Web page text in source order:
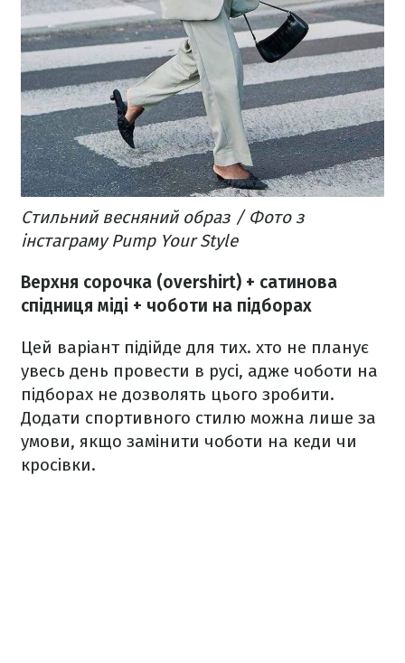
Стильний весняний образ / Фото з
інстаграму Pump Your Style
Верхня сорочка (overshirt) + сатинова
спідниця міді + чоботи на підборах
Цей варіант підійде для тих. хто не планує
увесь день провести в русі, адже чоботи на
підборах не дозволять цього зробити.
Додати спортивного стилю можна лише за
умови, якщо замінити чоботи на кеди чи
кросівки.